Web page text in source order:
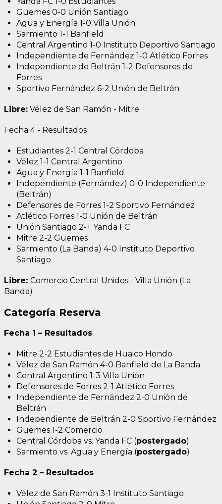
Güemes 0-0 Unión Santiago
Agua y Energía 1-0 Villa Unión
Sarmiento 1-1 Banfield
Central Argentino 1-0 Instituto Deportivo Santiago
Independiente de Fernández 1-0 Atlético Forres
Independiente de Beltrán 1-2 Defensores de
Forres
Sportivo Fernández 6-2 Unión de Beltrán
Libre: Vélez de San Ramón - Mitre
Fecha 4 - Resultados
Estudiantes 2-1 Central Córdoba
Vélez 1-1 Central Argentino
Agua y Energía 1-1 Banfield
Independiente (Fernández) 0-0 Independiente
(Beltrán)
Defensores de Forres 1-2 Sportivo Fernández
Atlético Forres 1-0 Unión de Beltrán
Unión Santiago 2-+ Yanda FC
Mitre 2-2 Güemes
Sarmiento (La Banda) 4-0 Instituto Deportivo
Santiago
Libre: Comercio Central Unidos - Villa Unión (La
Banda)
Categoría Reserva
Fecha 1 – Resultados
Mitre 2-2 Estudiantes de Huaico Hondo
Vélez de San Ramón 4-0 Banfield de La Banda
Central Argentino 1-3 Villa Unión
Defensores de Forres 2-1 Atlético Forres
Independiente de Fernández 2-0 Unión de
Beltrán
Independiente de Beltrán 2-0 Sportivo Fernández
Güemes 1-2 Comercio
Central Córdoba vs. Yanda FC (postergado)
Sarmiento vs. Agua y Energía (postergado)
Fecha 2 – Resultados
Vélez de San Ramón 3-1 Instituto Santiago